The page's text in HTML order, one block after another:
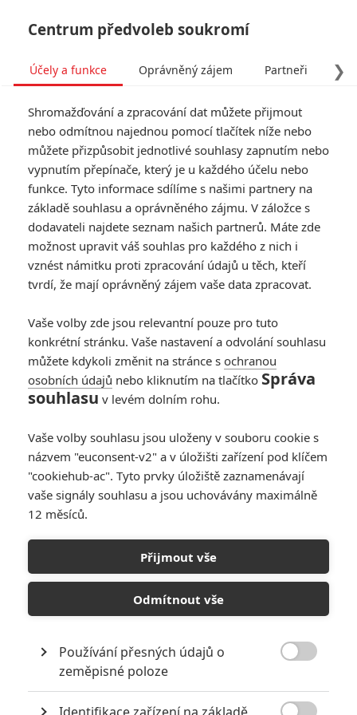
Dannyho parťáci: Historické
lupičské dobrodružství má
natočit Bradley Cooper
Napsal:Petr Slavík - (Anarvin), 16.03.2026 09:00
Warner Bros.
Po ztrátě režiséra se snad otěží chopí přímo jedna z
hvězd. Točit se má ještě letos.
o tom, že vznikne film ze světa
parťáků
století. Postupně měli režírovat Jay Roach a Lee Isaac Chung,
Nakonec se ale našla velice zajímavá náhrada. Točit má
Bradley Cooper.
Čtěte také:Dannyho parťáci: Regulérní čtyřka
Centrum předvoleb soukromí
❯
Účely a funkce Oprávněný zájem Partneři
Shromažďování a zpracování dat můžete přijmout
nebo odmítnou najednou pomocí tlačítek níže nebo
můžete přizpůsobit jednotlivé souhlasy zapnutím nebo
vypnutím přepínače, který je u každého účelu nebo
funkce. Tyto informace sdílíme s našimi partnery na
základě souhlasu a oprávněného zájmu. V záložce s
dodavateli najdete seznam našich partnerů. Máte zde
možnost upravit váš souhlas pro každého z nich i
vznést námitku proti zpracování údajů u těch, kteří
tvrdí, že mají oprávněný zájem vaše data zpracovat.
Vaše volby zde jsou relevantní pouze pro tuto
konkrétní stránku. Vaše nastavení a odvolání souhlasu
můžete kdykoli změnit na stránce s ochranou
osobních údajů nebo kliknutím na tlačítko Správa
souhlasu v levém dolním rohu.
Vaše volby souhlasu jsou uloženy v souboru cookie s
názvem "euconsent-v2" a v úložišti zařízení pod klíčem
"cookiehub-ac". Tyto prvky úložiště zaznamenávají
vaše signály souhlasu a jsou uchovávány maximálně
12 měsíců.
Přijmout vše
Odmítnout vše
Používání přesných údajů o
zeměpisné poloze